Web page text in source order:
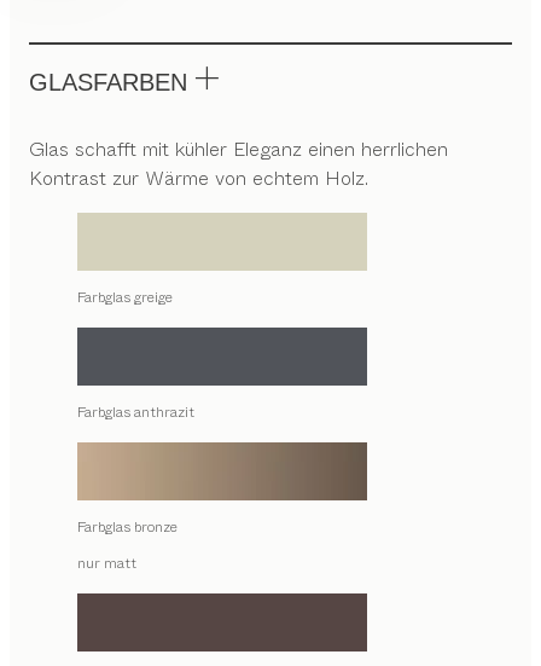
GLASFARBEN
Glas schafft mit kühler Eleganz einen herrlichen
Kontrast zur Wärme von echtem Holz.
Farbglas greige
Farbglas anthrazit
Farbglas bronze
nur matt